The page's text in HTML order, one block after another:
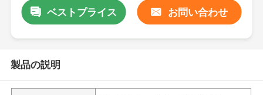
ベストプライス お問い合わせ
製品の説明